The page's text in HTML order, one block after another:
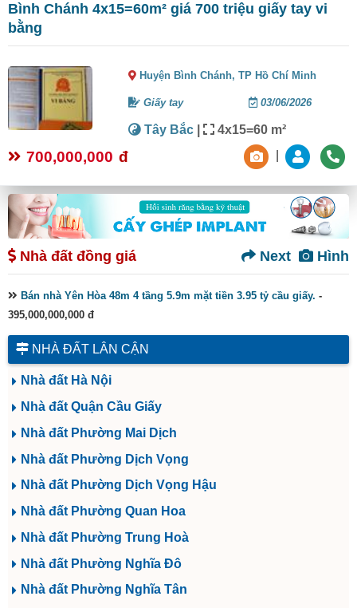
Bình Chánh 4x15=60m² giá 700 triệu giấy tay vi
bằng
Huyện Bình Chánh,TP Hồ Chí Minh
Giấy tay 03/06/2026
Tây Bắc | 4x15=60 m²
700,000,000 đ
Nhà đất đồng giá Hình
Next
Bán nhà Yên Hòa 48m 4 tầng 5.9m mặt tiền 3.95 tỷ cầu giấy. -
395,000,000,000 đ
NHÀ ĐẤT LÂN CẬN
Nhà đất Hà Nội
Nhà đất Quận Cầu Giấy
Nhà đất Phường Mai Dịch
Nhà đất Phường Dịch Vọng
Nhà đất Phường Dịch Vọng Hậu
Nhà đất Phường Quan Hoa
Nhà đất Phường Trung Hoà
Nhà đất Phường Nghĩa Đô
Nhà đất Phường Nghĩa Tân